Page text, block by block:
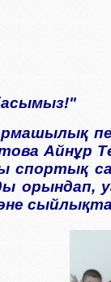
Айнұр
орындап,